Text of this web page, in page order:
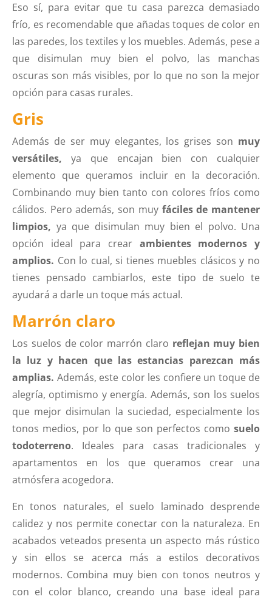
Eso sí, para evitar que tu casa parezca demasiado
frío, es recomendable que añadas toques de color en
las paredes, los textiles y los muebles. Además, pese a
que disimulan muy bien el polvo, las manchas
oscuras son más visibles, por lo que no son la mejor
opción para casas rurales.
Gris
Además de ser muy elegantes, los grises son muy
versátiles, ya que encajan bien con cualquier
elemento que queramos incluir en la decoración.
Combinando muy bien tanto con colores fríos como
cálidos. Pero además, son muy fáciles de mantener
limpios, ya que disimulan muy bien el polvo. Una
opción ideal para crear ambientes modernos y
amplios. Con lo cual, si tienes muebles clásicos y no
tienes pensado cambiarlos, este tipo de suelo te
ayudará a darle un toque más actual.
Marrón claro
Los suelos de color marrón claro reflejan muy bien
la luz y hacen que las estancias parezcan más
amplias. Además, este color les confiere un toque de
alegría, optimismo y energía. Además, son los suelos
que mejor disimulan la suciedad, especialmente los
tonos medios, por lo que son perfectos como suelo
todoterreno. Ideales para casas tradicionales y
apartamentos en los que queramos crear una
atmósfera acogedora.
En tonos naturales, el suelo laminado desprende
calidez y nos permite conectar con la naturaleza. En
acabados veteados presenta un aspecto más rústico
y sin ellos se acerca más a estilos decorativos
modernos. Combina muy bien con tonos neutros y
con el color blanco, creando una base ideal para